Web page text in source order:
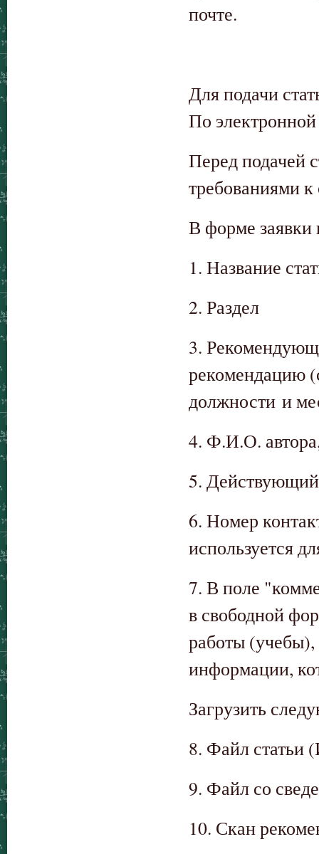
почте.
Для подачи
По
Перед подачей
требованиями
В форме заявки
1. Название
2. Раздел
3.
рекомендацию
должности и
4. Ф.И.О.
5. Действующий
6. Номер
используется
7. В поле
в свободной
работы
информации,
Загрузить
8. Файл статьи
9. Файл со
10. Скан